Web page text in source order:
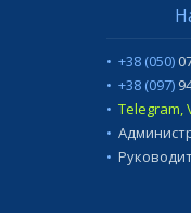
+38 (050)
+38 (097)
Telegram,